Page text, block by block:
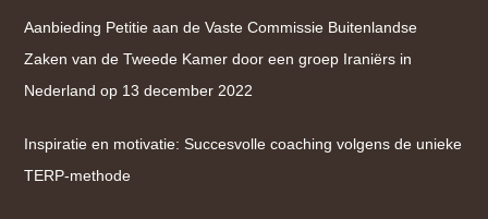
Aanbieding Petitie aan de Vaste Commissie Buitenlandse
Zaken van de Tweede Kamer door een groep Iraniërs in
Nederland op 13 december 2022
Inspiratie en motivatie: Succesvolle coaching volgens de unieke
TERP-methode